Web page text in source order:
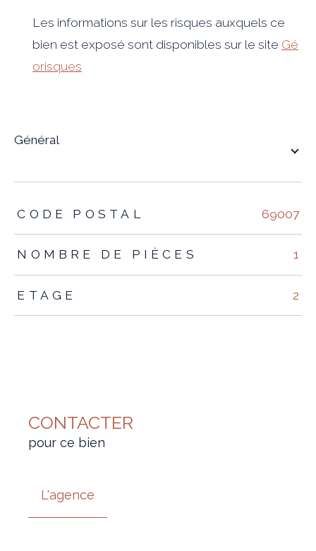
Les informations sur les risques auxquels ce
bien est exposé sont disponibles sur le site Gé
orisques
général
TRAD_ZEPHYR_Caracteristique TRAD_ZEPHYR_Valeurs
CODE POSTAL 69007
NOMBRE DE PIÈCES 1
ETAGE 2
CONTACTER
pour ce bien
L'agence